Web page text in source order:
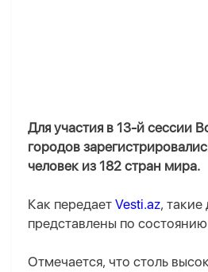
Для участия в 13-й сессии
городов
человек из 182 стран мира.
Как передает Vesti.az,
представлены по
Отмечается, что столь